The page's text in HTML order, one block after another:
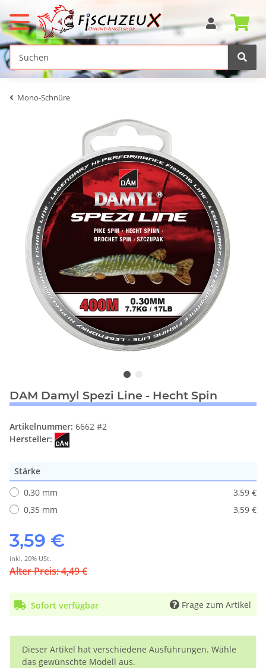
Mono-Schnüre
DAM Damyl Spezi Line - Hecht Spin
Artikelnummer: 6662 #2
Hersteller:
Stärke
0,30 mm
3,59 €
0,35 mm
3,59 €
3,59 €
inkl. 20% USt.
Alter Preis: 4,49 €
Sofort verfügbar Frage zum Artikel
x
Dieser Artikel hat verschiedene Ausführungen. Wähle
das gewünschte Modell aus.